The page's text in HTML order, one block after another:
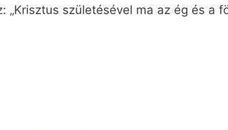
„Krisztus születésével ma az ég és a